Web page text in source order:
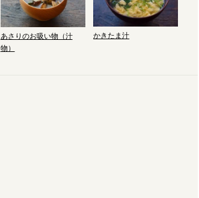
あさりのお吸い物（汁
物）
かきたま汁